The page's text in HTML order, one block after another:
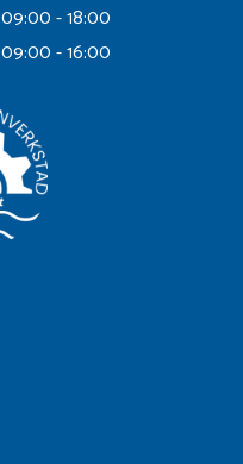
09:00 - 18:00
09:00 - 16:00